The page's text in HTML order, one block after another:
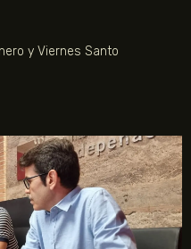
y Viernes Santo